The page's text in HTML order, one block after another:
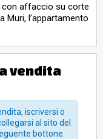
affaccio su corte
Muri, l’appartamento
soggiorno-pranzo
con balcone un
al piano mansarda.
vendita
iscriversi o
al sito del
bottone.